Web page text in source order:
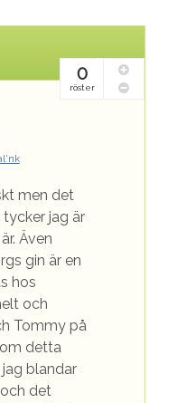
0
röster
men det
jag är
Även
gin är en
hos
och
Tommy på
detta
blandar
det